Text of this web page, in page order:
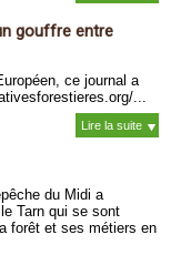
gouffre entre
ce journal a
...
Lire la suite
du Midi a
Tarn qui se sont
forêt et ses métiers en